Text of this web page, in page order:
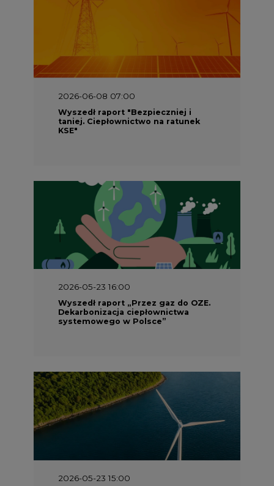
2026-06-08 07:00
Wyszedł raport "Bezpieczniej i
taniej. Ciepłownictwo na ratunek
KSE"
2026-05-23 16:00
Wyszedł raport „Przez gaz do OZE.
Dekarbonizacja ciepłownictwa
systemowego w Polsce”
2026-05-23 15:00